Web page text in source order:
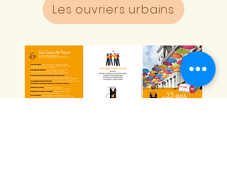
Les ouvriers urbains